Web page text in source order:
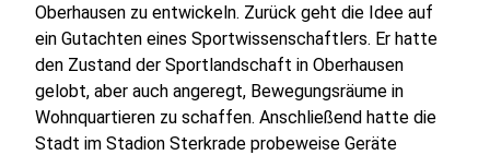
Oberhausen zu entwickeln. Zurück geht die Idee auf
ein Gutachten eines Sportwissenschaftlers. Er hatte
den Zustand der Sportlandschaft in Oberhausen
gelobt, aber auch angeregt, Bewegungsräume in
Wohnquartieren zu schaffen. Anschließend hatte die
Stadt im Stadion Sterkrade probeweise Geräte